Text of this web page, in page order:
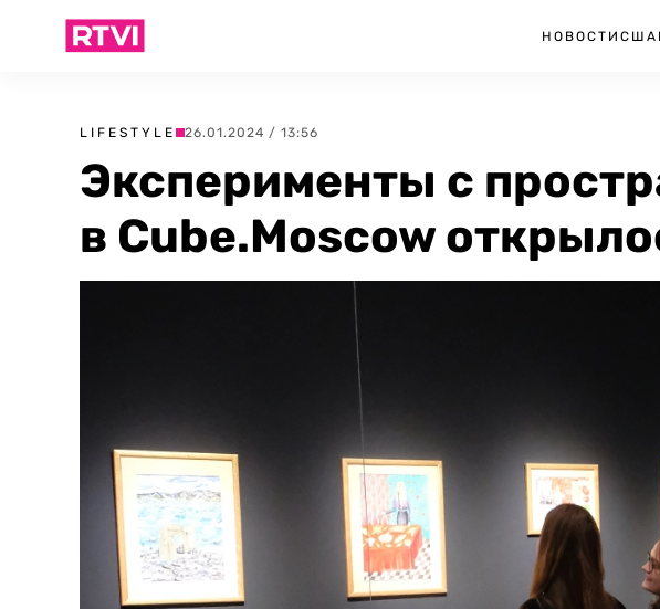
НОВОСТИ США
LIFESTYLE 26.01.2024 / 13:56
Эксперименты с
в Cube.Moscow